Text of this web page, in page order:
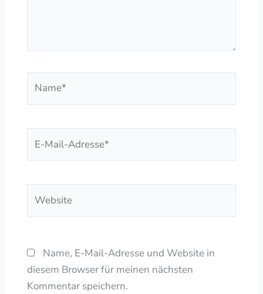
Mail-
Name, E-Mail-Adresse und Website in
diesem Browser für meinen nächsten
Kommentar speichern.